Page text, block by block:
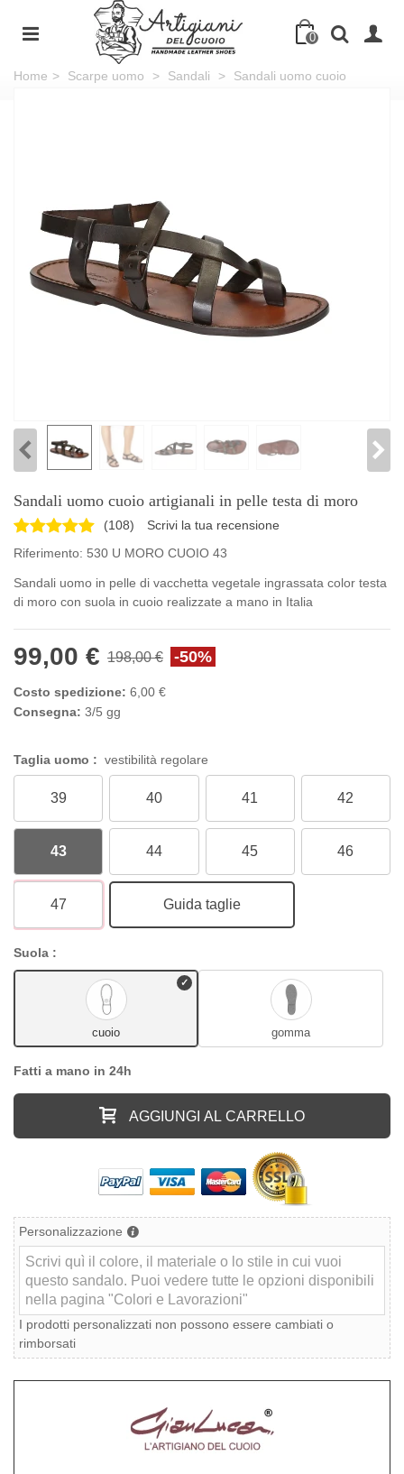
0
Home > Scarpe uomo > Sandali >
Sandali uomo cuoio
Sandali uomo cuoio artigianali in pelle testa di moro
(108)
Scrivi la tua recensione
Riferimento: 530 U MORO CUOIO 43
Sandali uomo in pelle di vacchetta vegetale ingrassata color testa
di moro con suola in cuoio realizzate a mano in Italia
99,00 € 198,00 € -50%
Costo spedizione: 6,00 €
Consegna: 3/5 gg
Taglia uomo : vestibilità regolare
39 40 41 42
43 44 45 46
47 Guida taglie
Suola :
cuoio gomma
Fatti a mano in 24h
AGGIUNGI AL CARRELLO
Personalizzazione
I prodotti personalizzati non possono essere cambiati o
rimborsati